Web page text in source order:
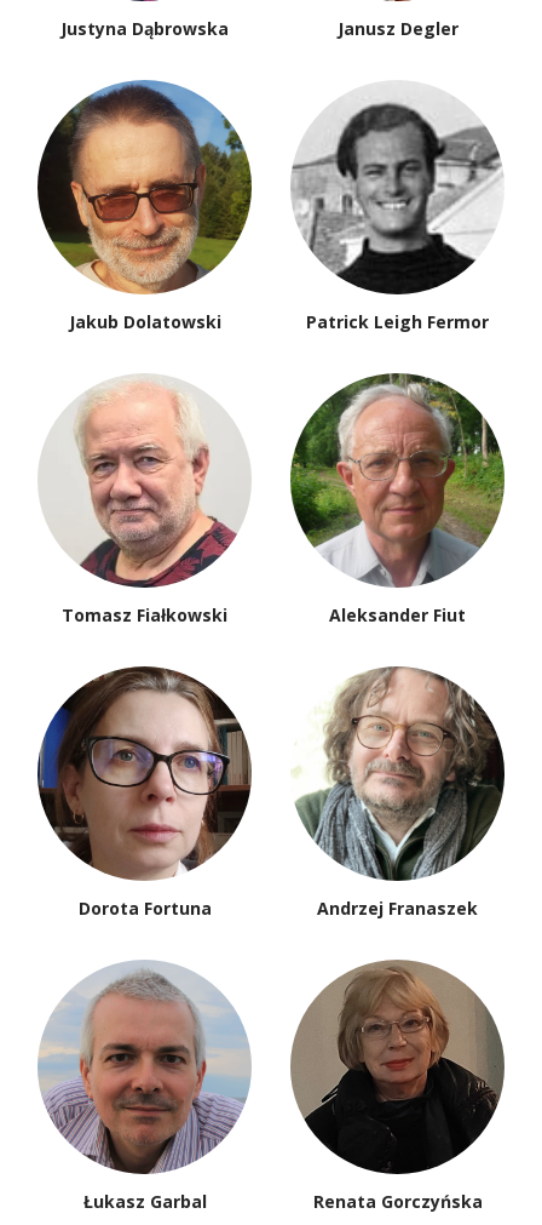
Justyna Dąbrowska Janusz Degler
Jakub Dolatowski Patrick Leigh Fermor
Tomasz Fiałkowski Aleksander Fiut
Dorota Fortuna Andrzej Franaszek
Łukasz Garbal Renata Gorczyńska